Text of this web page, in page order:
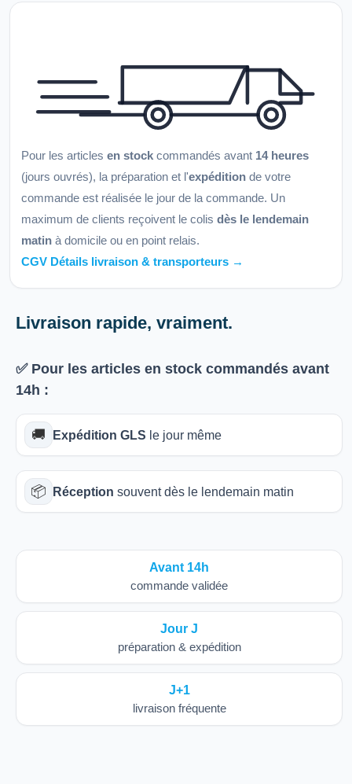
Pour les articles en stock commandés avant 14 heures
(jours ouvrés), la préparation et l'expédition de votre
commande est réalisée le jour de la commande. Un
maximum de clients reçoivent le colis dès le lendemain
matin à domicile ou en point relais.
CGV Détails livraison & transporteurs →
Livraison rapide, vraiment.
✅ Pour les articles en stock commandés avant
14h :
🚚 Expédition GLS le jour même
📦 Réception souvent dès le lendemain matin
Avant 14h
commande validée
Jour J
préparation & expédition
J+1
livraison fréquente